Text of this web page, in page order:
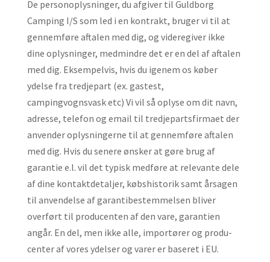
De personoplysninger, du afgiver til Guldborg
Camping I/S som led i en kontrakt, bruger vi til at
gennem­føre aftalen med dig, og videregiver ikke
dine oplysninger, medmindre det er en del af aftalen
med dig. Eksempelvis, hvis du igenem os køber
ydelse fra tredjepart (ex. gastest,
campingvognsvask etc) Vi vil så oplyse om dit navn,
adresse, telefon og email til tredjepartsfirmaet der
anvender oplysningerne til at gennemføre aftalen
med dig. Hvis du senere ønsker at gøre brug af
garantie e.l. vil det typisk medføre at relevante dele
af dine kontaktdetaljer, købshistorik samt årsagen
til anvendelse af garanti­bestemmelsen bliver
overført til producenten af den vare, garantien
angår. En del, men ikke alle, importører og produ­
center af vores ydelser og varer er baseret i EU.